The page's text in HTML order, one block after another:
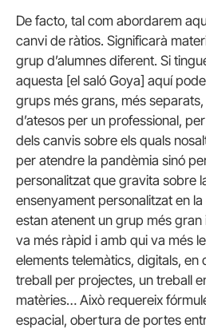
De facto, tal com abordarem
canvi de ràtios. Significarà
grup d’alumnes diferent. Si
aquesta [el saló Goya] aquí
grups més grans, més
d’atesos per un professional,
dels canvis sobre els quals
per atendre la pandèmia sinó
personalitzat que gravita sobre
ensenyament personalitzat en
estan atenent un grup més
va més ràpid i amb qui va més
elements telemàtics, digitals, en
treball per projectes, un treball
matèries… Això requereix
espacial, obertura de portes